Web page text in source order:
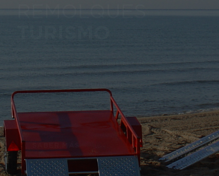
REMOLQUES
Tenemos la más amplia variedad de
remolques y accesorios en la sección
disfrutar aún más tus viajes.
SABER MÁS